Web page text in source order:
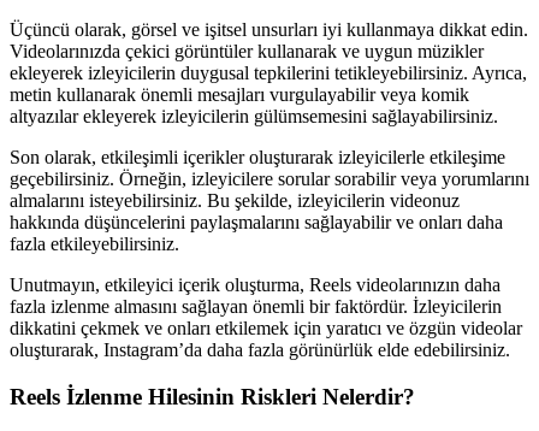
Üçüncü olarak, görsel ve işitsel unsurları iyi kullanmaya dikkat edin.
Videolarınızda çekici görüntüler kullanarak ve uygun müzikler
ekleyerek izleyicilerin duygusal tepkilerini tetikleyebilirsiniz. Ayrıca,
metin kullanarak önemli mesajları vurgulayabilir veya komik
altyazılar ekleyerek izleyicilerin gülümsemesini sağlayabilirsiniz.
Son olarak, etkileşimli içerikler oluşturarak izleyicilerle etkileşime
geçebilirsiniz. Örneğin, izleyicilere sorular sorabilir veya yorumlarını
almalarını isteyebilirsiniz. Bu şekilde, izleyicilerin videonuz
hakkında düşüncelerini paylaşmalarını sağlayabilir ve onları daha
fazla etkileyebilirsiniz.
Unutmayın, etkileyici içerik oluşturma, Reels videolarınızın daha
fazla izlenme almasını sağlayan önemli bir faktördür. İzleyicilerin
dikkatini çekmek ve onları etkilemek için yaratıcı ve özgün videolar
oluşturarak, Instagram’da daha fazla görünürlük elde edebilirsiniz.
Reels İzlenme Hilesinin Riskleri Nelerdir?